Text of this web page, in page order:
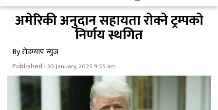
अमेरिकी अनुदान सहायता रोक्ने ट्रम्पको
निर्णय स्थगित
By रोडम्याप न्युज
Published- 30 January, 2025 9:55 am